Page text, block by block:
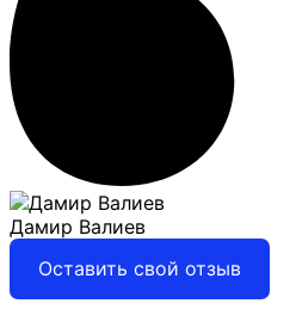
Дамир Валиев
Оставить свой отзыв